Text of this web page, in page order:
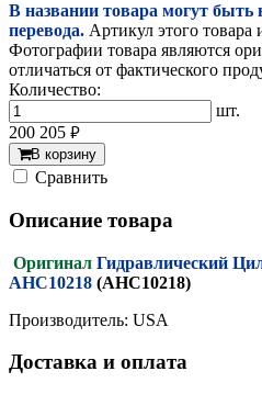
В названии товара могут быть
перевода. Артикул этого
Фотографии товара являются
отличаться от фактического
Количество:
шт.
200 205 руб.
В корзину
Cравнить
Описание товара
Оригинал Гидравлический
AHC10218 (AHC10218)
Производитель: USA
Доставка и оплата